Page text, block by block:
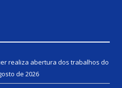
realiza abertura dos trabalhos do
de 2026